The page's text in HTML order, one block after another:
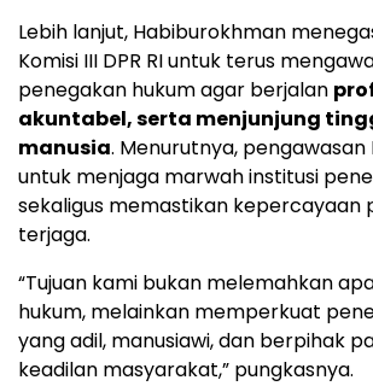
Lebih lanjut, Habiburokhman
Komisi III DPR RI untuk terus
penegakan hukum agar berjalan
akuntabel, serta menjunjung
manusia. Menurutnya, pengawasan
untuk menjaga marwah institusi
sekaligus memastikan kepercayaan
terjaga.
“Tujuan kami bukan melemahkan
hukum, melainkan memperkuat
yang adil, manusiawi, dan berpihak
keadilan masyarakat,” pungkasnya.